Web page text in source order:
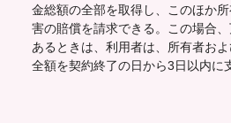
金総額の全部を取得し、このほか
害の賠償を請求できる。この場合
あるときは、利用者は、所有者お
全額を契約終了の日から3日以内に